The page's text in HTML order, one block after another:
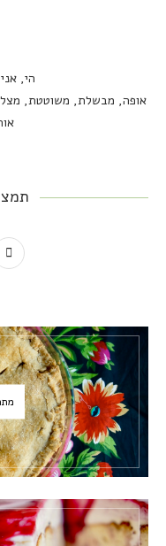
הי,
אופה, מבשלת, משוטטת,